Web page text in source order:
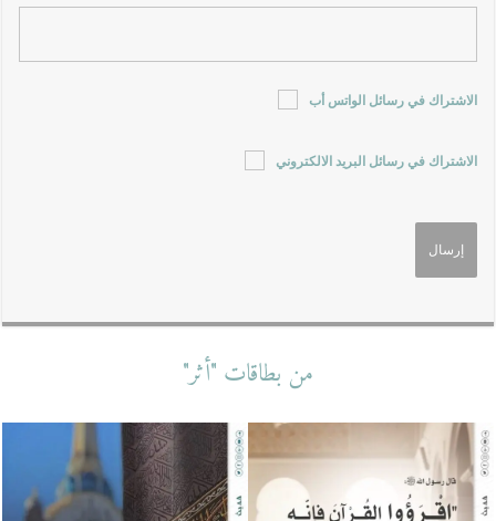
الاشتراك في رسائل الواتس أب
الاشتراك في رسائل البريد الالكتروني
من بطاقات "أثر"